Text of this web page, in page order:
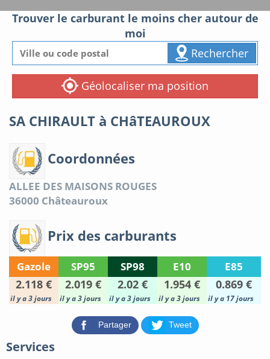
Trouver le carburant le moins cher autour de
moi
Rechercher
Géolocaliser ma position
SA CHIRAULT à CHâTEAUROUX
Coordonnées
ALLEE DES MAISONS ROUGES
36000 Châteauroux
Prix des carburants
Gazole SP95 SP98 E10 E85
2.118 € 2.019 € 2.02 € 1.954 € 0.869 €
il y a 3 jours il y a 3 jours il y a 3 jours il y a 3 jours il y a 17 jours
Partager Tweet
Services